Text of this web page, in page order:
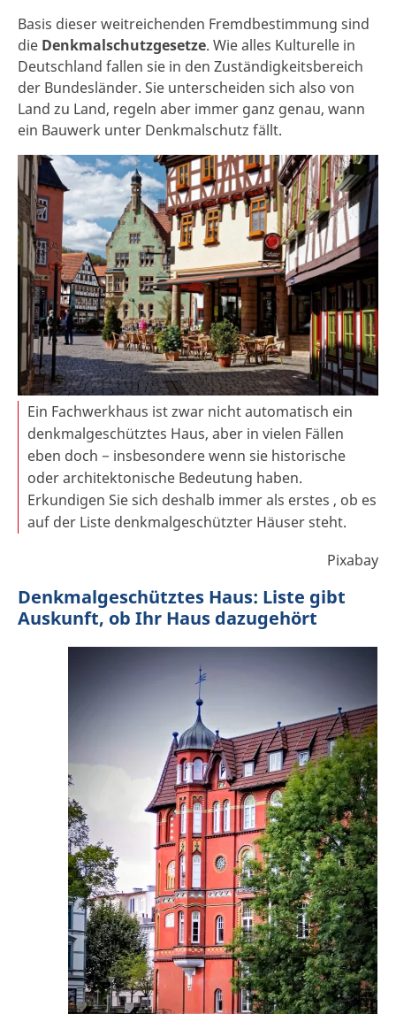
Basis dieser weitreichenden Fremdbestimmung sind
die Denkmalschutzgesetze. Wie alles Kulturelle in
Deutschland fallen sie in den Zuständigkeitsbereich
der Bundesländer. Sie unterscheiden sich also von
Land zu Land, regeln aber immer ganz genau, wann
ein Bauwerk unter Denkmalschutz fällt.
Ein Fachwerkhaus ist zwar nicht automatisch ein
denkmalgeschütztes Haus, aber in vielen Fällen
eben doch − insbesondere wenn sie historische
oder architektonische Bedeutung haben.
Erkundigen Sie sich deshalb immer als erstes , ob es
auf der Liste denkmalgeschützter Häuser steht.
Pixabay
Denkmalgeschütztes Haus: Liste gibt
Auskunft, ob Ihr Haus dazugehört